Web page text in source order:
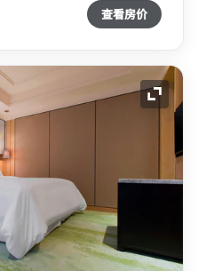
查看房价
展开